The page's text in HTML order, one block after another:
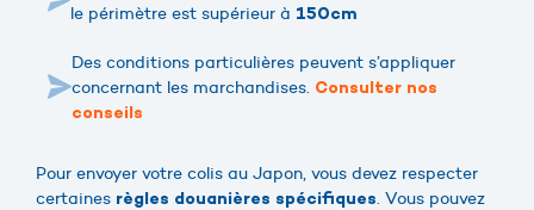
le périmètre est supérieur à 150cm
Des conditions particulières peuvent s’appliquer
concernant les marchandises. Consulter nos
conseils
Pour envoyer votre colis au Japon, vous devez respecter
certaines règles douanières spécifiques. Vous pouvez